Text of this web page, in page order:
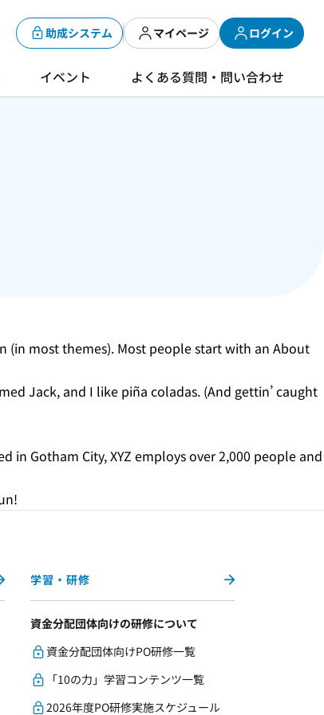
助成システム マイページ ログイン
イベント よくある質問・問い合わせ
(in most themes). Most people start with an About
Jack, and I like piña coladas. (And gettin’ caught
in Gotham City, XYZ employs over 2,000 people and
学習・研修
資金分配団体向けの研修について
資金分配団体向けPO研修一覧
「10の力」学習コンテンツ一覧
2026年度PO研修実施スケジュール